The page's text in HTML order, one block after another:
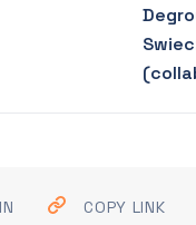
COPY LINK